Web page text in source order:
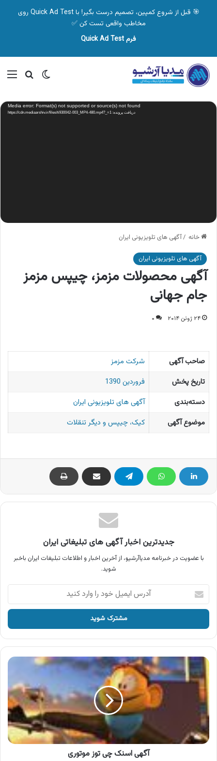
🎯 قبل از شروع کمپین، تصمیم درست بگیر! با Quick Ad Test روی
مخاطب واقعی تست کن ✅
فرم Quick Ad Test
تغییر پوسته
نمایشگر
ویدیو Media error: Format(s) not supported or source(s) not found
دریافت پرونده: https://cdn.mediaarshiv.ir/files/ti930042-003_MP4-480.mp4?_=1
خانه /آگهی های تلویزیونی ایران
آگهی های تلویزیونی ایران
آگهی محصولات مزمز، چیپس مزمز
جام جهانی
۲۴ ژوئن ۲۰۱۴ ۰
صاحب آگهی
شرکت مزمز
تاریخ پخش
فروردین 1390
دسته‌بندی
آگهی های تلویزیونی ایران
موضوع آگهی
کیک، چیپس و دیگر تنقلات
جدیدترین اخبار آگهی های تبلیغاتی ایران
با عضویت در خبرنامه مدیاآرشیو، از آخرین اخبار و اطلاعات تبلیغات ایران باخبر
شوید.
آدرس
ایمیل
خود
وارد
کنید
آگهی
اسنک
چی
توز
موتوری
آگهی اسنک چی توز موتوری